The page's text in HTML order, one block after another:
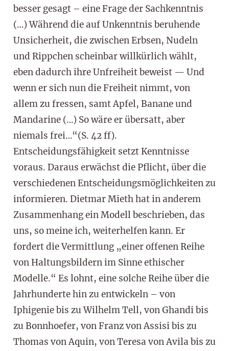
besser gesagt – eine Frage der Sachkenntnis
(…) Während die auf Unkenntnis beruhende
Unsicherheit, die zwischen Erbsen, Nudeln
und Rippchen scheinbar willkürlich wählt,
eben dadurch ihre Unfreiheit beweist — Und
wenn er sich nun die Freiheit nimmt, von
allem zu fressen, samt Apfel, Banane und
Mandarine (…) So wäre er übersatt, aber
niemals frei…“(S. 42 ff).
Entscheidungsfähigkeit setzt Kenntnisse
voraus. Daraus erwächst die Pflicht, über die
verschiedenen Entscheidungsmöglichkeiten zu
informieren. Dietmar Mieth hat in anderem
Zusammenhang ein Modell beschrieben, das
uns, so meine ich, weiterhelfen kann. Er
fordert die Vermittlung „einer offenen Reihe
von Haltungsbildern im Sinne ethischer
Modelle.“ Es lohnt, eine solche Reihe über die
Jahrhunderte hin zu entwickeln – von
Iphigenie bis zu Wilhelm Tell, von Ghandi bis
zu Bonnhoefer, von Franz von Assisi bis zu
Thomas von Aquin, von Teresa von Avila bis zu